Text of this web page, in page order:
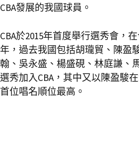
CBA發展的我國球員。
CBA於2015年首度舉行選秀會，
年，過去我國包括胡瓏貿、陳盈
翰、吳永盛、楊盛硯、林庭謙、
選秀加入CBA，其中又以陳盈駿
首位唱名順位最高。